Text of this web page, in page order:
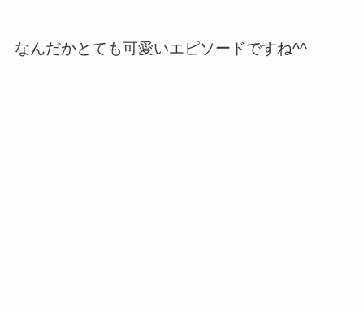
なんだかとても可愛いエピソードですね^^